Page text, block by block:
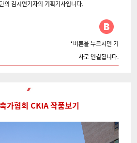
의 김시연기자의 기획기사입니다.
누르시면 기
사로 연결됩니다.
가협회 CKIA 작품보기